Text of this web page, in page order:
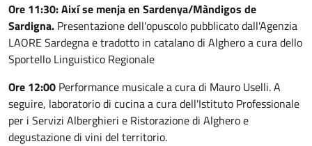
Ore 11:30:Així se menja en Sardenya/Màndigos de
Sardigna. Presentazione dell'opuscolo pubblicato dall'Agenzia
LAORE Sardegna e tradotto in catalano di Alghero a cura dello
Sportello Linguistico Regionale
Ore 12:00 Performance musicale a cura di Mauro Uselli. A
seguire, laboratorio di cucina a cura dell'Istituto Professionale
per i Servizi Alberghieri e Ristorazione di Alghero e
degustazione di vini del territorio.